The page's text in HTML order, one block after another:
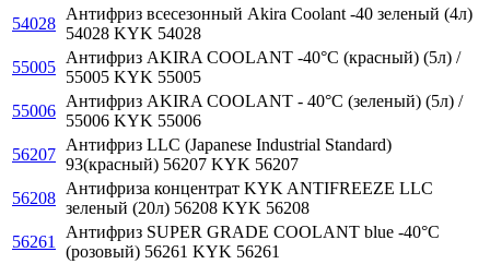
54028
Антифриз всесезонный Akira Coolant -40 зеленый (4л)
54028 KYK 54028
55005
Антифриз AKIRA COOLANT -40°C (красный) (5л) /
55005 KYK 55005
55006
Антифриз AKIRA COOLANT - 40°C (зеленый) (5л) /
55006 KYK 55006
56207
Антифриз LLC (Japanese Industrial Standard)
93(красный) 56207 KYK 56207
56208
Антифриза концентрат KYK ANTIFREEZE LLC
зеленый (20л) 56208 KYK 56208
56261
Антифриз SUPER GRADE COOLANT blue -40°C
(розовый) 56261 KYK 56261